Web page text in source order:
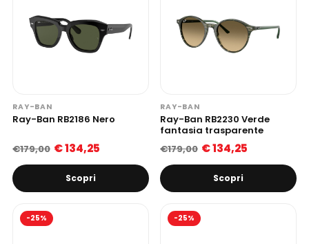
RAY-BAN
Ray-Ban RB2186 Nero
€179,00 € 134,25
Scopri
RAY-BAN
Ray-Ban RB2230 Verde
fantasia trasparente
€179,00 € 134,25
Scopri
-25% -25%